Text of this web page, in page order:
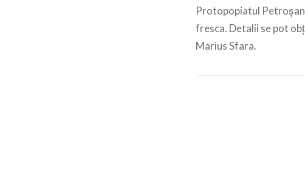
Protopopiatul
fresca. Detalii se pot
Marius Sfara.